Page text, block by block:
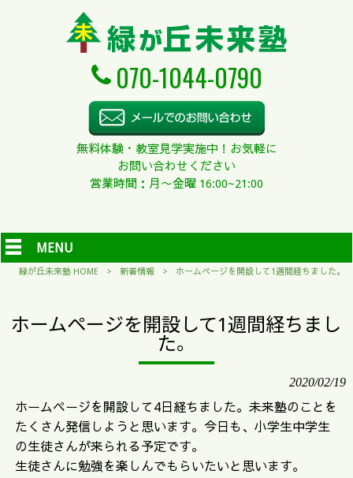
070-1044-0790
無料体験・教室見学実施中！お気軽に
お問い合わせください
営業時間：月〜金曜 16:00~21:00
MENU
緑が丘未来塾 HOME > 新着情報 > ホームページを開設して1週間経ちました。
ホームページを開設して1週間経ちまし
た。
2020/02/19
ホームページを開設して4日経ちました。未来塾のことを
たくさん発信しようと思います。今日も、小学生中学生
の生徒さんが来られる予定です。
生徒さんに勉強を楽しんでもらいたいと思います。